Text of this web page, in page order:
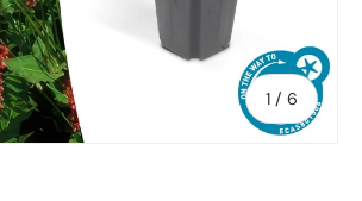
1 / von
6